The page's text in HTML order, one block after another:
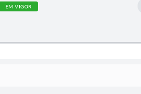
EM VIGOR